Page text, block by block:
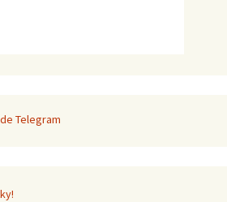
Telegram